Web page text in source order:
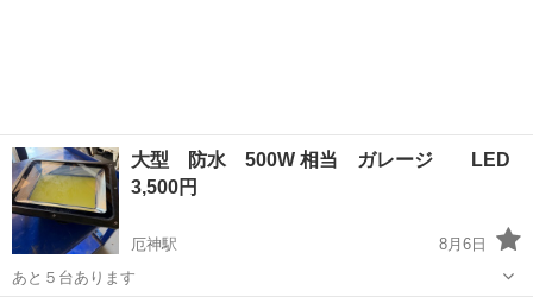
大型 防水 500W 相当 ガレージ LED
3,500円
厄神駅
8月6日
あと５台あります